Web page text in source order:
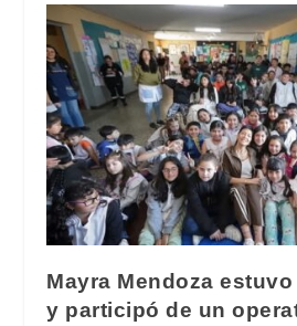
Mayra Mendoza
y participó de un